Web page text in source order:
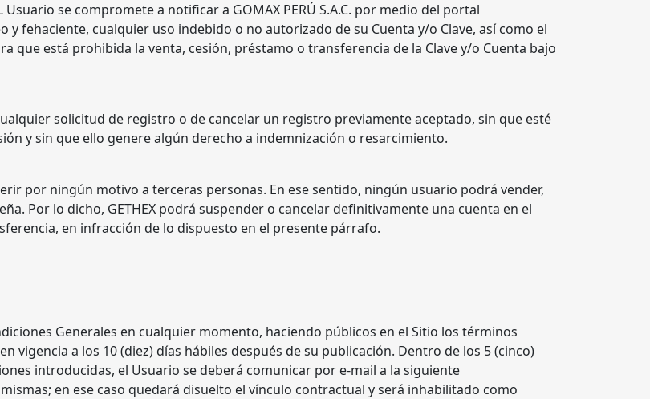
se compromete a notificar a GOMAX PERÚ S.A.C. por medio del portal
fehaciente, cualquier uso indebido o no autorizado de su Cuenta y/o Clave, así como el
que está prohibida la venta, cesión, préstamo o transferencia de la Clave y/o Cuenta bajo
solicitud de registro o de cancelar un registro previamente aceptado, sin que esté
y sin que ello genere algún derecho a indemnización o resarcimiento.
por ningún motivo a terceras personas. En ese sentido, ningún usuario podrá vender,
Por lo dicho, GETHEX podrá suspender o cancelar definitivamente una cuenta en el
en infracción de lo dispuesto en el presente párrafo.
Generales en cualquier momento, haciendo públicos en el Sitio los términos
vigencia a los 10 (diez) días hábiles después de su publicación. Dentro de los 5 (cinco)
introducidas, el Usuario se deberá comunicar por e-mail a la siguiente
en ese caso quedará disuelto el vínculo contractual y será inhabilitado como